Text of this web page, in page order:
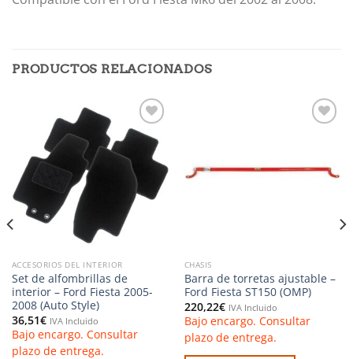
PRODUCTOS RELACIONADOS
Añadir
lista de
deseos
ACCESORIOS DEL INTERIOR
Set de alfombrillas de
interior – Ford Fiesta 2005-
2008 (Auto Style)
36,51€ IVA Incluido
Bajo encargo. Consultar
plazo de entrega.
deseos
CHASIS
Barra de torretas ajustable –
Ford Fiesta ST150 (OMP)
220,22€ IVA Incluido
Bajo encargo. Consultar
plazo de entrega.